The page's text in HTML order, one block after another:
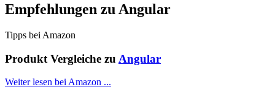
Empfehlungen zu Angular
Tipps bei Amazon
Produkt Vergleiche zu Angular
Weiter lesen bei Amazon ...